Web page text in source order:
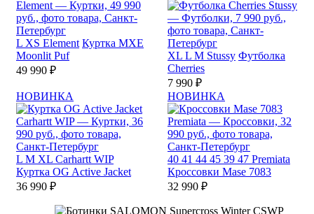
L XS Element Куртка MXE
Moonlit Puf
49 990 ₽
XL L M Stussy Футболка
Cherries
7 990 ₽
НОВИНКА
L M XL Carhartt WIP
Куртка OG Active Jacket
36 990 ₽
НОВИНКА
40 41 44 45 39 47 Premiata
Кроссовки Mase 7083
32 990 ₽